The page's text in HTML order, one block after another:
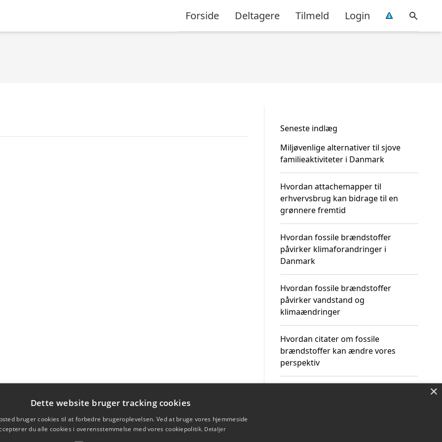
Forside Deltagere Tilmeld Login
Seneste indlæg
Miljøvenlige alternativer til sjove
familieaktiviteter i Danmark
Hvordan attachemapper til
erhvervsbrug kan bidrage til en
grønnere fremtid
Hvordan fossile brændstoffer
påvirker klimaforandringer i
Danmark
Hvordan fossile brændstoffer
påvirker vandstand og
klimaændringer
Hvordan citater om fossile
brændstoffer kan ændre vores
perspektiv
×
Dette website bruger tracking cookies
bruger cookies til at forbedre brugeroplevelsen. Ved at bruge vores hjemmeside
du alle cookies i overensstemmelse med vores cookiepolitik. Detaljer